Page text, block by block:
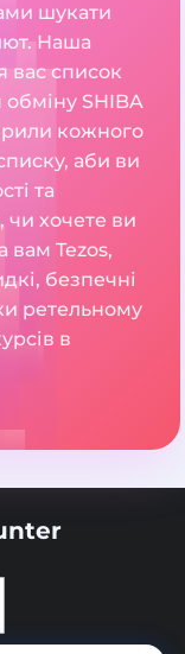
шукати
Наша
вас список
SHIBA
кожного
аби ви
та
чи хочете ви
вам Tezos,
безпечні
ретельному
в